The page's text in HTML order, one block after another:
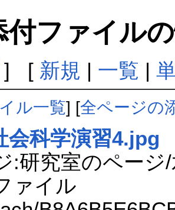
付ファイル
[ 新規 | 一覧 |
ル一覧] [全ページの
会科学演習4.jpg
:研究室のページ
ァイル